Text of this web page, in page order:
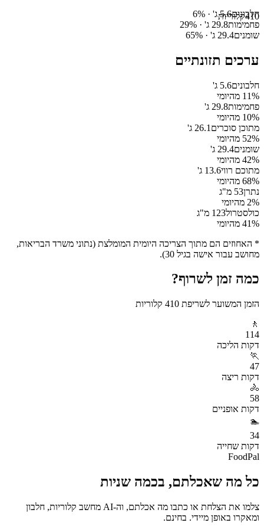
410קלוריותחלבונים5.6ג' · 6%
פחמימות29.8 ג' · 29%
שומנים29.4 ג' · 65%
ערכים תזונתיים
חלבונים5.6 ג'
11% מהיומי
פחמימות29.8 ג'
10% מהיומי
מתוכן סוכרים 26.1 ג'
52% מהיומי
שומנים29.4 ג'
42% מהיומי
מתוכם רווי13.6 ג'
68% מהיומי
נתרן53 מ"ג
2% מהיומי
כולסטרול123 מ"ג
41% מהיומי
* האחוזים הם מתוך הצריכה היומית המומלצת (נתוני משרד הבריאות,
מחושב עבור אישה בגיל 30).
כמה זמן לשרוף?
הזמן המשוער לשריפת 410 קלוריות
🚶
114
דקות הליכה
🏃
47
דקות ריצה
🚴
58
דקות אופניים
🏊
34
דקות שחייה
FoodPal
כל מה שאכלתם, בכמה שניות
צלמו את הצלחת או כתבו מה אכלתם, וה-AI מחשב קלוריות, חלבון
ומאקרו באופן מיידי. בחינם.